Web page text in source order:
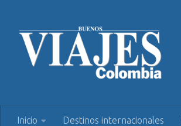
Inicio Destinos internacionales